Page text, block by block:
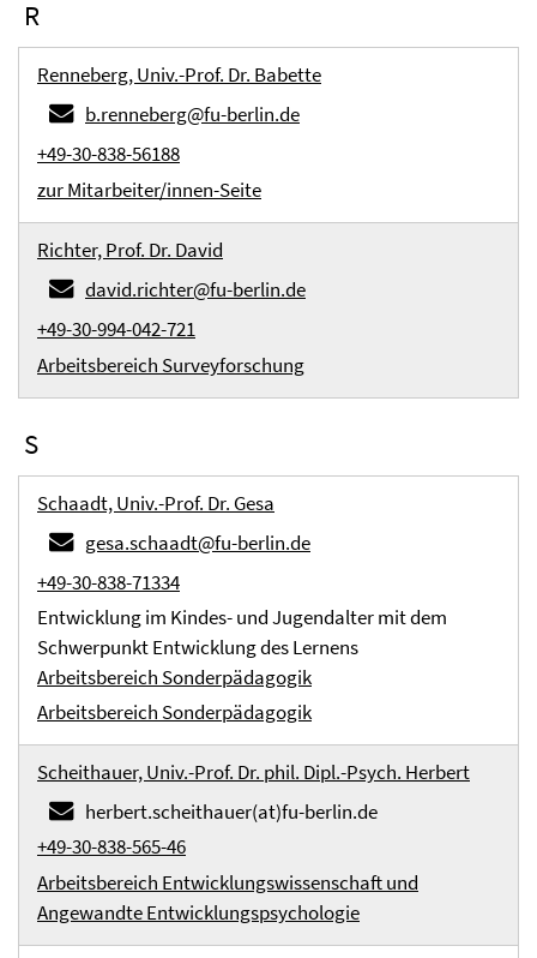
R
Renneberg, Univ.-Prof. Dr. Babette
b.renneberg@fu-berlin.de
+49-30-838-56188
zur Mitarbeiter/innen-Seite
Richter, Prof. Dr. David
david.richter@fu-berlin.de
+49-30-994-042-721
Arbeitsbereich Surveyforschung
S
Schaadt, Univ.-Prof. Dr. Gesa
gesa.schaadt@fu-berlin.de
+49-30-838-71334
Entwicklung im Kindes- und Jugendalter mit dem
Schwerpunkt Entwicklung des Lernens
Arbeitsbereich Sonderpädagogik
Arbeitsbereich Sonderpädagogik
Scheithauer, Univ.-Prof. Dr. phil. Dipl.-Psych. Herbert
herbert.scheithauer(at)fu-berlin.de
+49-30-838-565-46
Arbeitsbereich Entwicklungswissenschaft und
Angewandte Entwicklungspsychologie